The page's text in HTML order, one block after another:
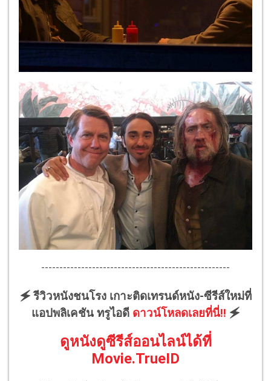
----------------------------------------------------
🗲 รีวิวหนังชนโรง เกาะติดเทรนด์หนัง-ซีรีส์ใหม่ที่
แอปพลิเคชัน ทรูไอดี ดาวน์โหลดเลยที่นี่!! 🗲
ดูหนังดูซีรีส์ออนไลน์ได้ที่
Movie.TrueID